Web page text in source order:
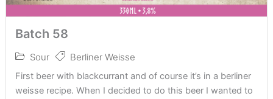
Batch 58
Sour Berliner Weisse
First beer with blackcurrant and of course it’s in a berliner
weisse recipe. When I decided to do this beer I wanted to